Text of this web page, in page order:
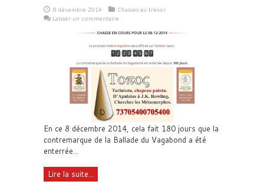
8 décembre 2014
Chasses au trésor
Laisser un commentaire
En ce 8 décembre 2014, cela fait 180 jours que la
contremarque de la Ballade du Vagabond a été
enterrée...
Lire la suite...